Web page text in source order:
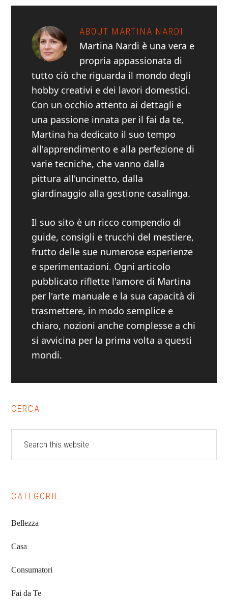
ABOUT MARTINA NARDI
Martina Nardi è una vera e
propria appassionata di
tutto ciò che riguarda il mondo degli
hobby creativi e dei lavori domestici.
Con un occhio attento ai dettagli e
una passione innata per il fai da te,
Martina ha dedicato il suo tempo
all'apprendimento e alla perfezione di
varie tecniche, che vanno dalla
pittura all'uncinetto, dalla
giardinaggio alla gestione casalinga.
Il suo sito è un ricco compendio di
guide, consigli e trucchi del mestiere,
frutto delle sue numerose esperienze
e sperimentazioni. Ogni articolo
pubblicato riflette l'amore di Martina
per l'arte manuale e la sua capacità di
trasmettere, in modo semplice e
chiaro, nozioni anche complesse a chi
si avvicina per la prima volta a questi
mondi.
Primary
Sidebar
CERCA
website
CATEGORIE
Bellezza
Casa
Consumatori
Fai da Te